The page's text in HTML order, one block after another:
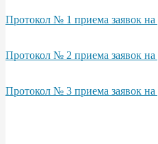
Протокол № 1 приема заявок на
Протокол № 2 приема заявок на
Протокол № 3 приема заявок на